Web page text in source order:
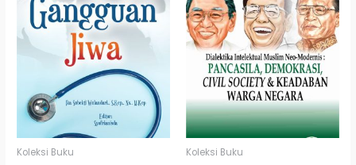
Koleksi Buku Koleksi Buku